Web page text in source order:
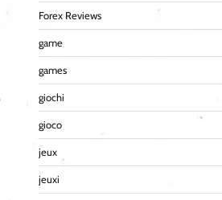
Forex Reviews
game
games
giochi
gioco
jeux
jeuxi